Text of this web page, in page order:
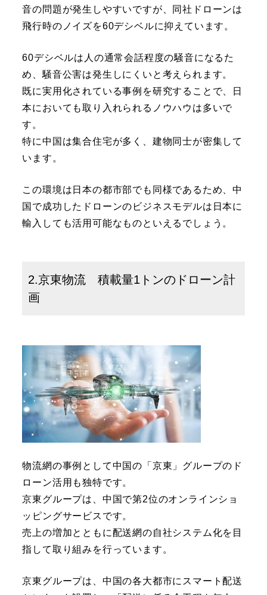
音の問題が発生しやすいですが、同社ドローンは
飛行時のノイズを60デシベルに抑えています。
60デシベルは人の通常会話程度の騒音になるた
め、騒音公害は発生しにくいと考えられます。
既に実用化されている事例を研究することで、日
本においても取り入れられるノウハウは多いで
す。
特に中国は集合住宅が多く、建物同士が密集して
います。
この環境は日本の都市部でも同様であるため、中
国で成功したドローンのビジネスモデルは日本に
輸入しても活用可能なものといえるでしょう。
2.京東物流 積載量1トンのドローン計
画
物流網の事例として中国の「京東」グループのド
ローン活用も独特です。
京東グループは、中国で第2位のオンラインショ
ッピングサービスです。
売上の増加とともに配送網の自社システム化を目
指して取り組みを行っています。
京東グループは、中国の各大都市にスマート配送